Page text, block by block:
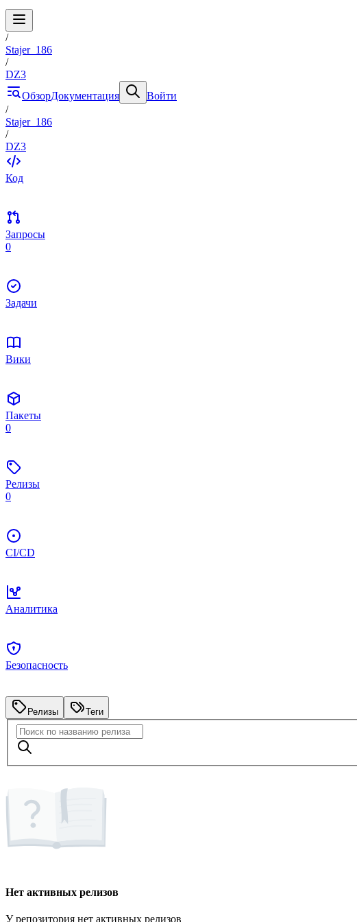
/
Stajer_186
/
DZ3
ОбзорДокументация
Войти
/
Stajer_186
/
DZ3
Код
Запросы
0
Задачи
Вики
Пакеты
0
Релизы
0
CI/CD
Аналитика
Безопасность
Релизы Теги
Нет активных релизов
У репозитория нет активных релизов